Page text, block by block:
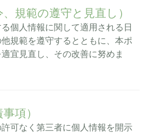
規範の遵守と見直し）
個人情報に関して適用される日
規範を遵守するとともに、本ポ
宜見直し、その改善に努めま
項）
可なく第三者に個人情報を開示